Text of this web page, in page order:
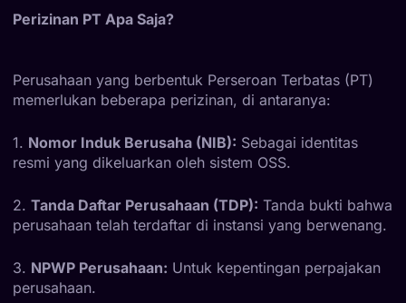
Perizinan PT Apa Saja?
Perusahaan yang berbentuk Perseroan Terbatas (PT)
memerlukan beberapa perizinan, di antaranya:
1. Nomor Induk Berusaha (NIB): Sebagai identitas
resmi yang dikeluarkan oleh sistem OSS.
2. Tanda Daftar Perusahaan (TDP): Tanda bukti bahwa
perusahaan telah terdaftar di instansi yang berwenang.
3. NPWP Perusahaan: Untuk kepentingan perpajakan
perusahaan.